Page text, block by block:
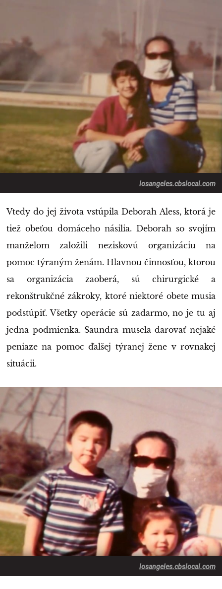
losangeles.cbslocal.com
Vtedy do jej života vstúpila Deborah Aless, ktorá je
tiež obeťou domáceho násilia. Deborah so svojím
manželom založili neziskovú organizáciu na
pomoc týraným ženám. Hlavnou činnosťou, ktorou
sa organizácia zaoberá, sú chirurgické a
rekonštrukčné zákroky, ktoré niektoré obete musia
podstúpiť. Všetky operácie sú zadarmo, no je tu aj
jedna podmienka. Saundra musela darovať nejaké
peniaze na pomoc ďalšej týranej žene v rovnakej
situácii.
losangeles.cbslocal.com